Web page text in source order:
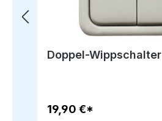
Doppel-Wippschalter
19,90 €*